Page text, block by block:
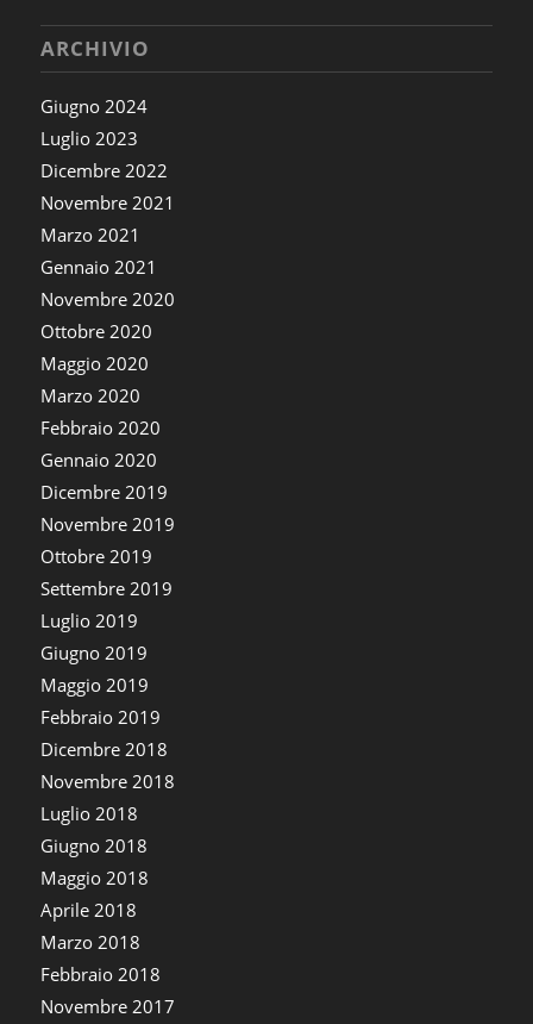
ARCHIVIO
Giugno 2024
Luglio 2023
Dicembre 2022
Novembre 2021
Marzo 2021
Gennaio 2021
Novembre 2020
Ottobre 2020
Maggio 2020
Marzo 2020
Febbraio 2020
Gennaio 2020
Dicembre 2019
Novembre 2019
Ottobre 2019
Settembre 2019
Luglio 2019
Giugno 2019
Maggio 2019
Febbraio 2019
Dicembre 2018
Novembre 2018
Luglio 2018
Giugno 2018
Maggio 2018
Aprile 2018
Marzo 2018
Febbraio 2018
Novembre 2017